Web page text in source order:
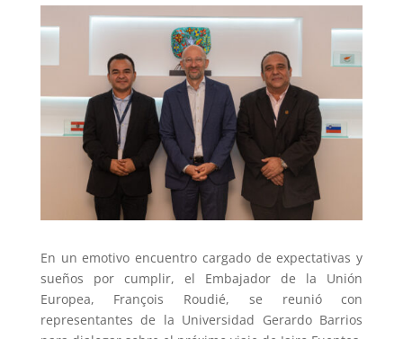
En un emotivo encuentro cargado de expectativas y
sueños por cumplir, el Embajador de la Unión
Europea, François Roudié, se reunió con
representantes de la Universidad Gerardo Barrios